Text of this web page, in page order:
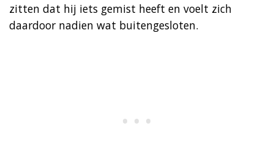
zitten dat hij iets gemist heeft en voelt zich
daardoor nadien wat buitengesloten.